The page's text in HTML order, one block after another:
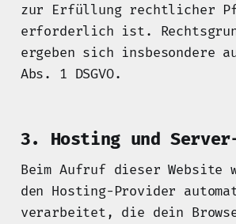
zur Erfüllung rechtlicher
erforderlich ist.
ergeben sich insbesondere
Abs. 1 DSGVO.
3. Hosting und
Beim Aufruf dieser Website
den Hosting-Provider
verarbeitet, die dein